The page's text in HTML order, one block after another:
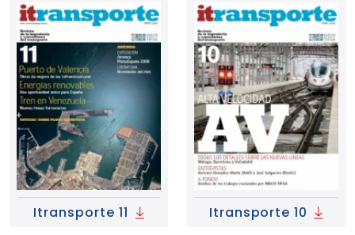
Itransporte 11 Itransporte 10